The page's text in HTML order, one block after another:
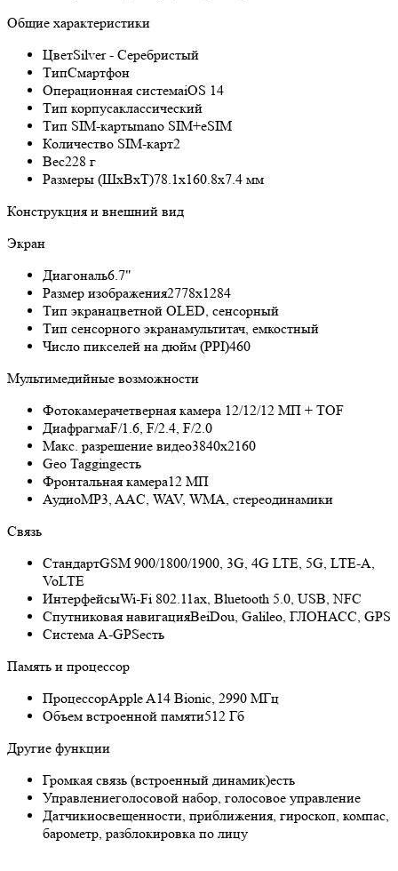
Общие характеристики
ЦветSilver - Серебристый
ТипСмартфон
Операционная системаiOS 14
Тип корпусаклассический
Тип SIM-картыnano SIM+eSIM
Количество SIM-карт2
Вес228 г
Размеры (ШxВxТ)78.1x160.8x7.4 мм
Конструкция и внешний вид
Экран
Диагональ6.7"
Размер изображения2778x1284
Тип экранацветной OLED, сенсорный
Тип сенсорного экранамультитач, емкостный
Число пикселей на дюйм (PPI)460
Мультимедийные возможности
Фотокамерачетверная камера 12/12/12 МП + TOF
ДиафрагмаF/1.6, F/2.4, F/2.0
Макс. разрешение видео3840x2160
Geo Taggingесть
Фронтальная камера12 МП
АудиоMP3, AAC, WAV, WMA, стереодинамики
Связь
СтандартGSM 900/1800/1900, 3G, 4G LTE, 5G, LTE-A,
VoLTE
ИнтерфейсыWi-Fi 802.11ax, Bluetooth 5.0, USB, NFC
Спутниковая навигацияBeiDou, Galileo, ГЛОНАСС, GPS
Cистема A-GPSесть
Память и процессор
ПроцессорApple A14 Bionic, 2990 МГц
Объем встроенной памяти512 Гб
Другие функции
Громкая связь (встроенный динамик)есть
Управлениеголосовой набор, голосовое управление
Датчикиосвещенности, приближения, гироскоп, компас,
барометр, разблокировка по лицу